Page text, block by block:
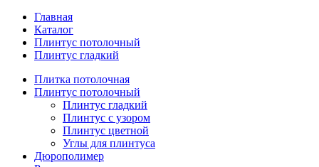
Главная
Каталог
Плинтус потолочный
Плинтус гладкий
Плитка потолочная
Плинтус потолочный
Плинтус гладкий
Плинтус с узором
Плинтус цветной
Углы для плинтуса
Дюрополимер